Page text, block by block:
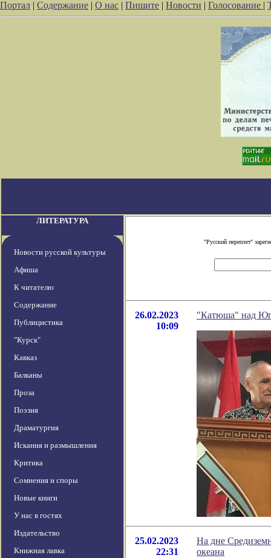
Портал | Содержание | О нас | Пишите | Новости | Голосование |
ЛИТЕРАТУРА
Новости русской культуры
Афиша
К читателю
Содержание
Публицистика
"Курск"
Кавказ
Балканы
Проза
Поэзия
Драматургия
Искания и размышления
Критика
Сомнения и споры
Новые книги
У нас в гостях
Издательство
Книжная лавка
"Русский переплет"
26.02.2023
10:09
"Катюша" над
25.02.2023
22:31
На дне
океана